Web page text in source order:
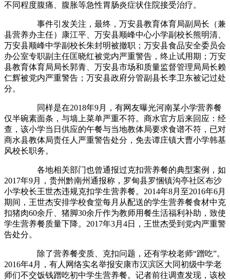
不同程度腹痛、腹胀等急性胃肠炎症状住院接受治疗。
事件引发关注，最终，万安县教育体育局副局长（兼
县营养办主任）康江平、万安县顺峰中心小学副校长熊明清、
万安县顺峰中学副校长朱封明被撤职；万安县食品安全委员会
办公室专职副主任匡晓红被党内严重警告，终止试用期；万安
县教育体育局局长郭青、万安县市场和质量监督管理局局长赖
仁辉被党内严重警告；万安县政府分管副县长李卫东被记过处
分。
同样是在2018年9月，有网友曝光河南某小学营养餐
仅半碗素面条，与墙上菜单严重不符。商水官方后来回应：经
查，该小学当日供应的午餐与当地教体局要求食谱不符，已对
商水县教体局责任人严重警告处分，免去谭庄镇大曹小学韩基
风校长职务。
各地相关部门也曾通报过克扣营养餐的典型案例，如
2017年9月，贵州黔南州通报称，罗甸县罗悃镇沟亭社区布沙
小学校长王世杰违规克扣学生营养餐。2014年8月至2016年6月
期间，王世杰安排学校食堂每月从配送的学生营养餐食材中克
扣猪肉60余斤、猪脚30余斤作为教师用餐生活福利补助，致使
学生营养餐质量下降。2017年3月4日，王世杰受到党内严重警
告处分。
除了营养餐变质、克扣问题，还有学校老师“蹭吃”。
2016年4月，有人网络实名举报安康市汉滨区大同初级中学老
师们不交饭钱蹭吃初中学生营养餐。记者前往调查发现，该校